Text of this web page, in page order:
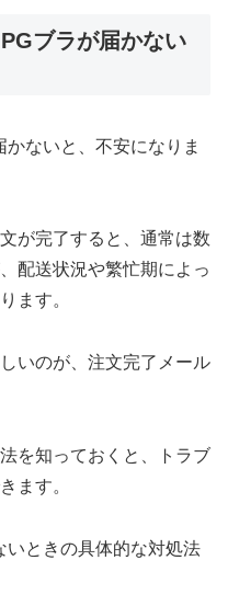
ブラが届かない
ないと、不安になりま
が完了すると、通常は数
配送状況や繁忙期によっ
ます。
いのが、注文完了メール
を知っておくと、トラブ
ます。
いときの具体的な対処法